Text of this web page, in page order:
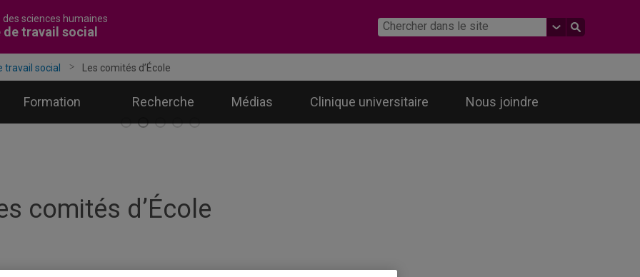
des sciences humaines
de travail social
travail social Les comités d’École
Formation Recherche Médias Clinique universitaire Nous joindre
comités d’École